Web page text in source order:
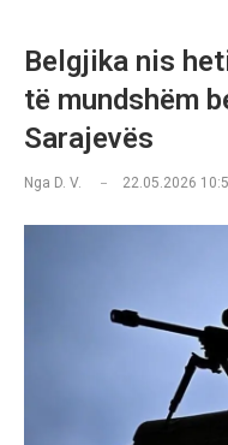
Belgjika nis
të mundshëm
Sarajevës
Nga D. V. 22.05.2026